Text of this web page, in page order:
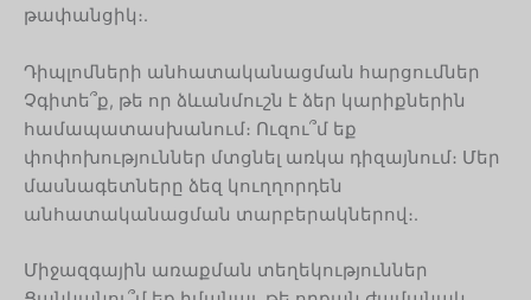
թափանցիկ։.
Դիպլոմների անհատականացման հարցումներ
Չգիտե՞ք, թե որ ձևանմուշն է ձեր կարիքներին
համապատասխանում։ Ուզու՞մ եք
փոփոխություններ մտցնել առկա դիզայնում։ Մեր
մասնագետները ձեզ կուղղորդեն
անհատականացման տարբերակներով։.
Միջազգային առաքման տեղեկություններ